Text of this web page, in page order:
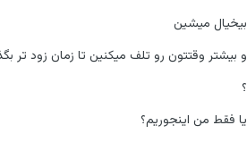
بیخیال میشین
و بیشتر وقتتون رو تلف میکنین تا زمان زود تر
؟
یا فقط من اینجوریم؟